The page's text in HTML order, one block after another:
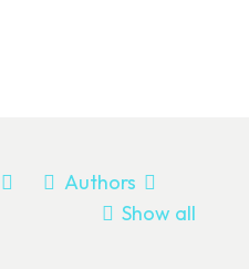
Authors
Show all